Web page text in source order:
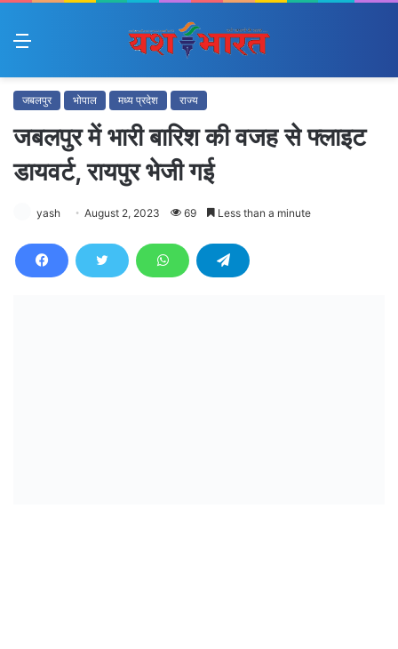
Menu
जबलपुर भोपाल मध्य प्रदेश राज्य
जबलपुर में भारी बारिश की वजह से फ्लाइट
डायवर्ट, रायपुर भेजी गई
yash August 2, 2023 69 Less than a minute